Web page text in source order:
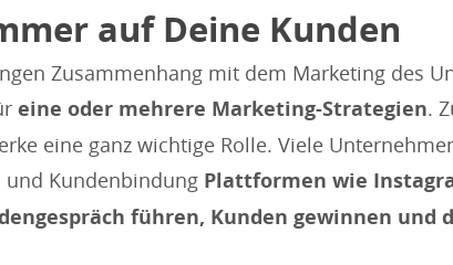
auf Deine Kunden
Zusammenhang mit dem Marketing des
eine oder mehrere Marketing-Strategien.
eine ganz wichtige Rolle. Viele
Kundenbindung Plattformen wie
führen, Kunden gewinnen und